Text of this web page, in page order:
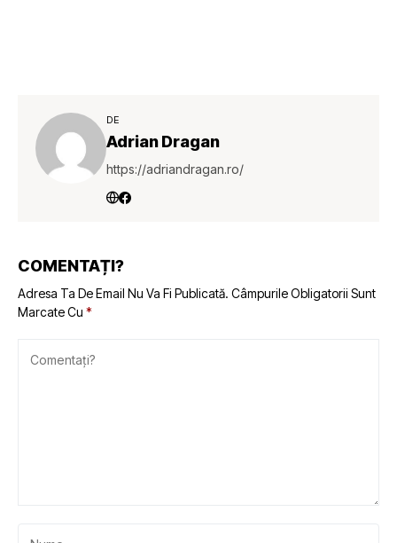
DE
Adrian Dragan
https://adriandragan.ro/
COMENTAȚI?
Adresa Ta De Email Nu Va Fi Publicată. Câmpurile Obligatorii Sunt
Marcate Cu *